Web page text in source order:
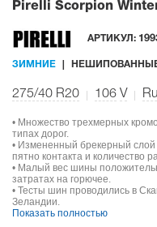
Pirelli Scorpion
АРТИКУЛ:
ЗИМНИЕ
275/40 R20 106 V
• Множество трехмерных
типах дорог.
• Измененный брекерный слой
пятно контакта и количество
• Малый вес шины
затратах на горючее.
• Тесты шин проводились в
Зеландии.
Показать полностью